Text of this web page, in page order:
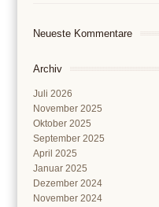
Neueste Kommentare
Archiv
Juli 2026
November 2025
Oktober 2025
September 2025
April 2025
Januar 2025
Dezember 2024
November 2024